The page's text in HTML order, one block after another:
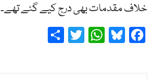
خلاف مقدمات بھی درج کیے گئے تھے۔
Facebook
Bluesky
WhatsApp
Twitter